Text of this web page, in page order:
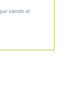
siendo el